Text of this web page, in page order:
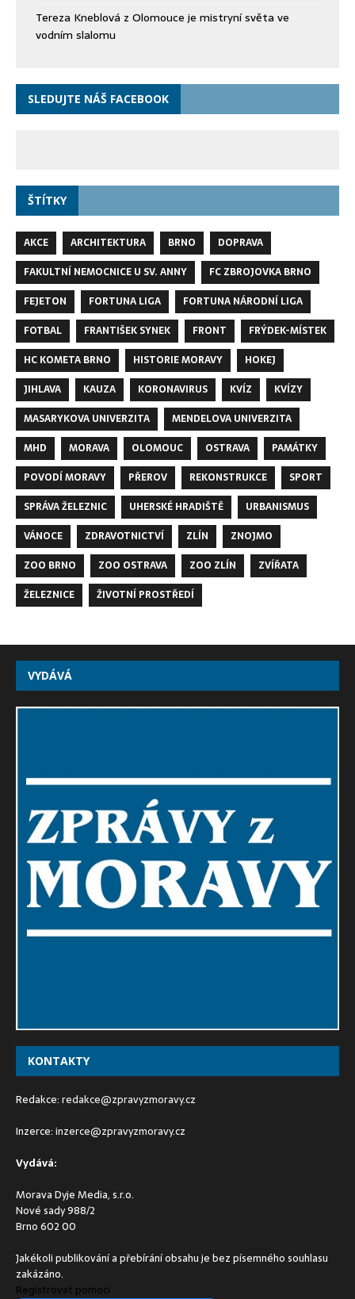
Tereza Kneblová z Olomouce je mistryní světa ve
vodním slalomu
SLEDUJTE NÁŠ FACEBOOK
ŠTÍTKY
AKCE ARCHITEKTURA BRNO
DOPRAVA
FAKULTNÍ NEMOCNICE U SV. ANNY
FC ZBROJOVKA BRNO
FEJETON
FORTUNA LIGA
FORTUNA NÁRODNÍ LIGA
FOTBAL
FRANTIŠEK SYNEK FRONT
FRÝDEK-MÍSTEK
HC KOMETA BRNO
HISTORIE MORAVY
HOKEJ
JIHLAVA
KAUZA KORONAVIRUS KVÍZ
KVÍZY
MASARYKOVA UNIVERZITA
MENDELOVA UNIVERZITA
MHD
MORAVA OLOMOUC OSTRAVA
PAMÁTKY
POVODÍ MORAVY
PŘEROV REKONSTRUKCE
SPORT
SPRÁVA ŽELEZNIC
UHERSKÉ HRADIŠTĚ
URBANISMUS
VÁNOCE
ZDRAVOTNICTVÍ ZLÍN
ZNOJMO
ZOO BRNO
ZOO OSTRAVA ZOO ZLÍN
ZVÍŘATA
ŽELEZNICE
ŽIVOTNÍ PROSTŘEDÍ
VYDÁVÁ
KONTAKTY
Redakce:redakce@zpravyzmoravy.cz
Inzerce:inzerce@zpravyzmoravy.cz
Vydává:
Morava Dyje Media, s.r.o.
Nové sady 988/2
Brno 602 00
Jakékoli publikování a přebírání obsahu je bez písemného souhlasu
zakázáno.
Registrovat pomocí